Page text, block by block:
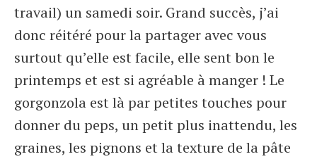
travail) un samedi soir. Grand succès, j’ai
donc réitéré pour la partager avec vous
surtout qu’elle est facile, elle sent bon le
printemps et est si agréable à manger ! Le
gorgonzola est là par petites touches pour
donner du peps, un petit plus inattendu, les
graines, les pignons et la texture de la pâte